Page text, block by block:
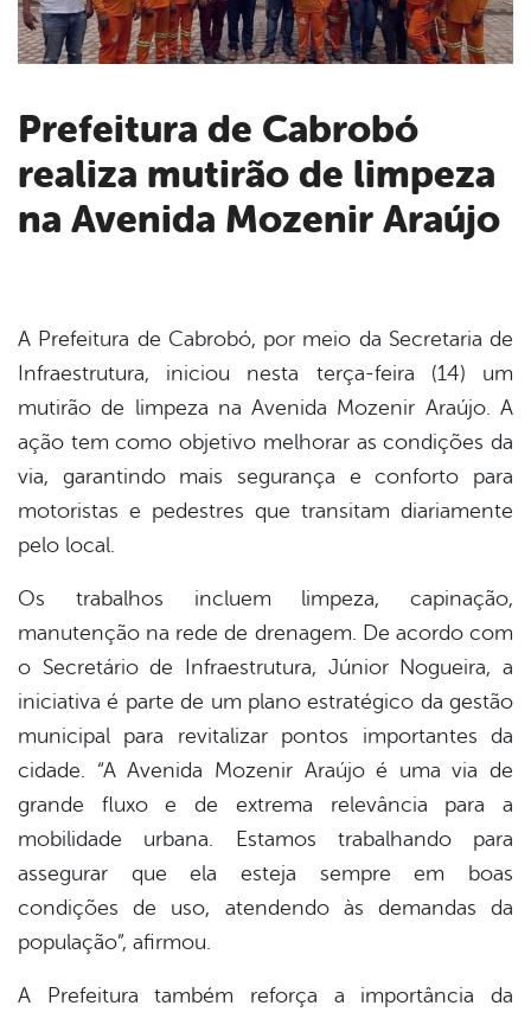
Prefeitura de Cabrobó
realiza mutirão de limpeza
na Avenida Mozenir Araújo
A Prefeitura de Cabrobó, por meio da Secretaria de
Infraestrutura, iniciou nesta terça-feira (14) um
mutirão de limpeza na Avenida Mozenir Araújo. A
ação tem como objetivo melhorar as condições da
via, garantindo mais segurança e conforto para
motoristas e pedestres que transitam diariamente
pelo local.
Os trabalhos incluem limpeza, capinação,
manutenção na rede de drenagem. De acordo com
o Secretário de Infraestrutura, Júnior Nogueira, a
iniciativa é parte de um plano estratégico da gestão
municipal para revitalizar pontos importantes da
cidade. “A Avenida Mozenir Araújo é uma via de
grande fluxo e de extrema relevância para a
mobilidade urbana. Estamos trabalhando para
assegurar que ela esteja sempre em boas
condições de uso, atendendo às demandas da
população”, afirmou.
A Prefeitura também reforça a importância da